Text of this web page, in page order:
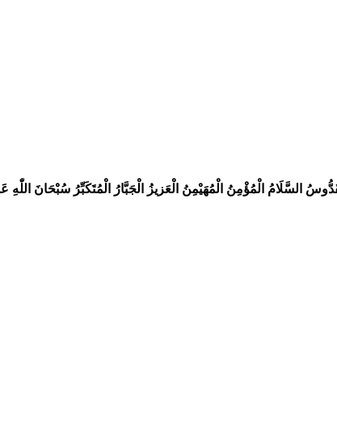
السَّلَامُ الْمُؤْمِنُ الْمُهَيْمِنُ الْعَزيزُ الْجَبَّارُ الْمُتَكَبِّرُ سُبْحَانَ